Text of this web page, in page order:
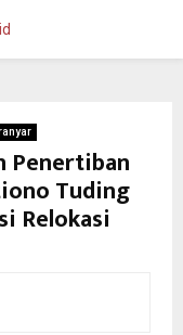
Penertiban
Tuding
Relokasi